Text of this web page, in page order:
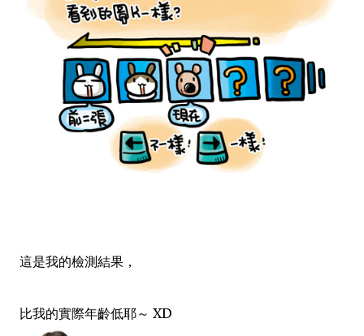
這是我的檢測結果，
比我的實際年齡低耶～ XD